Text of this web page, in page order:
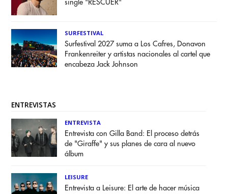
single "RESCUER"
SURFESTIVAL
Surfestival 2027 suma a Los Cafres, Donavon
Frankenreiter y artistas nacionales al cartel que
encabeza Jack Johnson
ENTREVISTAS
ENTREVISTA
Entrevista con Gilla Band: El proceso detrás
de "Giraffe" y sus planes de cara al nuevo
álbum
LEISURE
Entrevista a Leisure: El arte de hacer música